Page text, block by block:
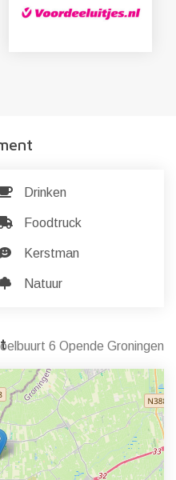
Drinken
Foodtruck
Kerstman
Natuur
6 Opende Groningen